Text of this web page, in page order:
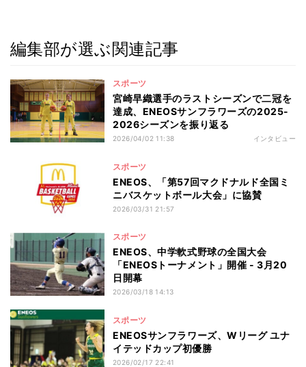
編集部が選ぶ関連記事
スポーツ
宮崎早織選手のラストシーズンで二冠を
達成、ENEOSサンフラワーズの2025-
2026シーズンを振り返る
2026/04/02 11:38 インタビュー
スポーツ
ENEOS、「第57回マクドナルド全国ミ
ニバスケットボール大会」に協賛
2026/03/31 21:57
スポーツ
ENEOS、中学軟式野球の全国大会
「ENEOSトーナメント」開催 - 3月20
日開幕
2026/03/18 14:13
スポーツ
ENEOSサンフラワーズ、Wリーグ ユナ
イテッドカップ初優勝
2026/02/17 22:41